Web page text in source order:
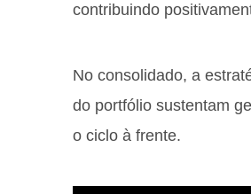
contribuindo
No consolidado, a
do portfólio sustentam
o ciclo à frente.